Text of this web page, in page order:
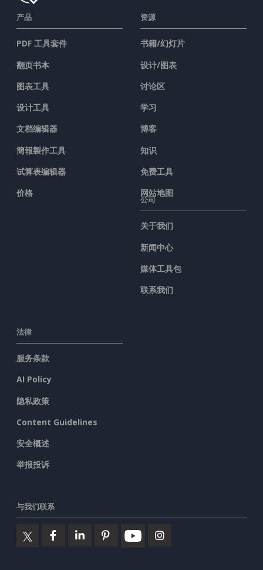
产品
PDF 工具套件
翻页书本
图表工具
设计工具
文档编辑器
簡報製作工具
试算表编辑器
价格
资源
书籍/幻灯片
设计/图表
讨论区
学习
博客
知识
免费工具
网站地图
公司
关于我们
新闻中心
媒体工具包
联系我们
法律
服务条款
AI Policy
隐私政策
Content Guidelines
安全概述
举报投诉
与我们联系